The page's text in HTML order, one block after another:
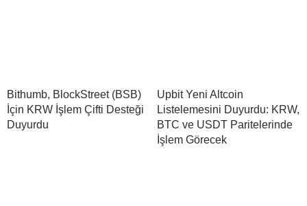
Bithumb, BlockStreet (BSB)
İçin KRW İşlem Çifti Desteği
Duyurdu
Upbit Yeni Altcoin
Listelemesini Duyurdu: KRW,
BTC ve USDT Paritelerinde
İşlem Görecek